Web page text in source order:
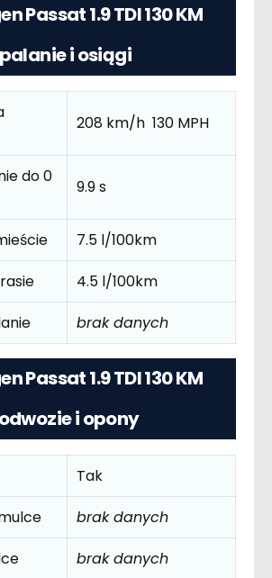
Passat 1.9 TDI 130 KM
i osiągi
208 km/h 130 MPH
do 0
9.9 s
7.5 l/100km
4.5 l/100km
brak danych
Passat 1.9 TDI 130 KM
i opony
Tak
brak danych
brak danych